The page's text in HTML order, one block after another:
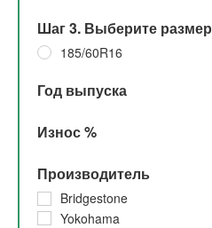
Шаг 3. Выберите размер
185/60R16
Год выпуска
2018
Износ %
30%
10%
Производитель
Bridgestone
Yokohama